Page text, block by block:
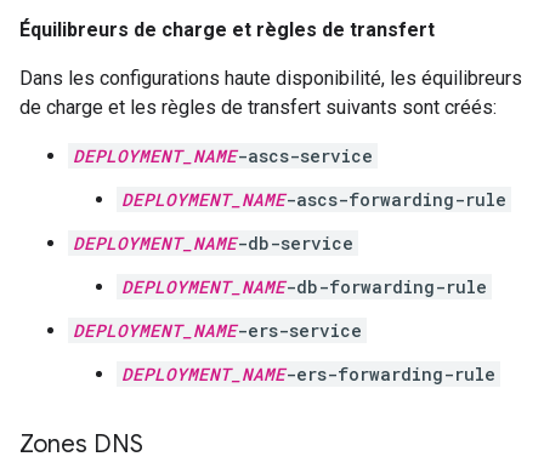
Équilibreurs de charge et règles de transfert
Dans les configurations haute disponibilité, les équilibreurs
de charge et les règles de transfert suivants sont créés:
DEPLOYMENT_NAME-ascs-service
DEPLOYMENT_NAME-ascs-forwarding-rule
DEPLOYMENT_NAME-db-service
DEPLOYMENT_NAME-db-forwarding-rule
DEPLOYMENT_NAME-ers-service
DEPLOYMENT_NAME-ers-forwarding-rule
Zones DNS